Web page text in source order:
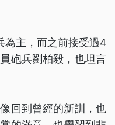
為主，而之前接受過4
砲兵劉柏毅，也坦言
回到曾經的新訓，也